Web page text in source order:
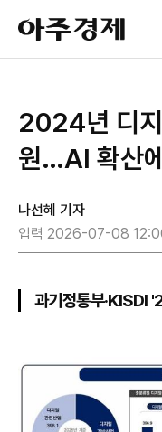
아
주
경
2024년 디
원…AI 확산
나선혜 기자
입력 2026-07-08
과기정통부·KISDI